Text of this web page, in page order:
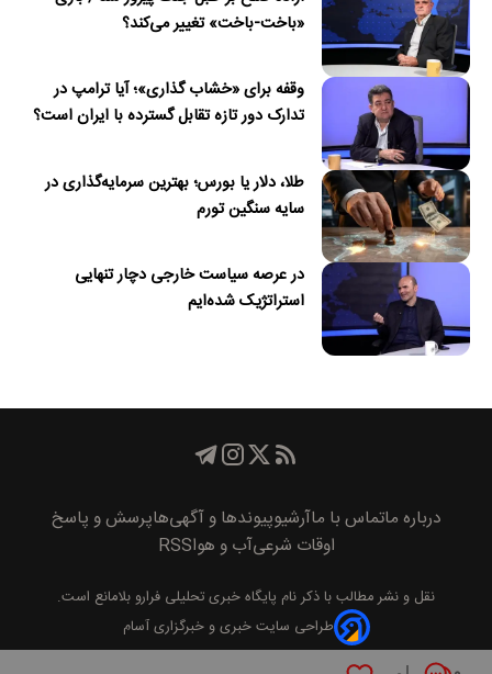
«باخت-باخت» تغییر می‌کند؟
وقفه برای «خشاب گذاری»؛ آیا ترامپ در
تدارک دور تازه تقابل گسترده با ایران است؟
طلا، دلار یا بورس؛ بهترین سرمایه‌گذاری در
سایه سنگین تورم
در عرصه سیاست خارجی دچار تنهایی
استراتژیک شده‌ایم
درباره ماتماس با ماآرشیوپیوند‌ها و آگهی‌هاپرسش و پاسخ
اوقات شرعیآب و هواRSS
نقل و نشر مطالب با ذکر نام پايگاه خبری تحليلی فرارو بلامانع است.
طراحی سایت خبری و خبرگزاری آسام